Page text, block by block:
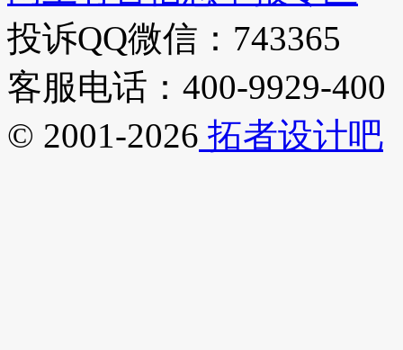
投诉QQ微信：743365
客服电话：400-9929-400
© 2001-2026 拓者设计吧